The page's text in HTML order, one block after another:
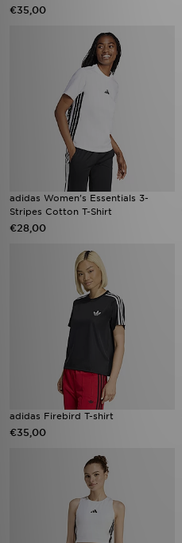
€35,00
adidas Women's Essentials 3-
Stripes Cotton T-Shirt
€28,00
adidas Firebird T-shirt
€35,00